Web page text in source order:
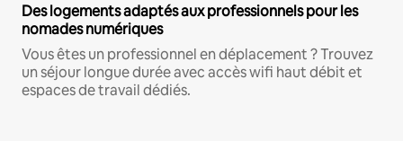
Des logements adaptés aux professionnels pour les
nomades numériques
Vous êtes un professionnel en déplacement ? Trouvez
un séjour longue durée avec accès wifi haut débit et
espaces de travail dédiés.